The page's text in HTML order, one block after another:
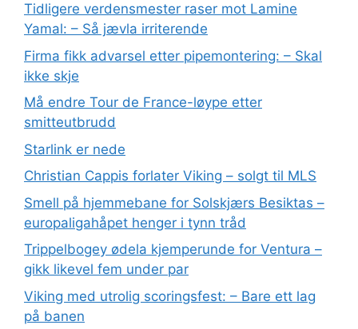
Tidligere verdensmester raser mot Lamine
Yamal: – Så jævla irriterende
Firma fikk advarsel etter pipemontering: – Skal
ikke skje
Må endre Tour de France-løype etter
smitteutbrudd
Starlink er nede
Christian Cappis forlater Viking – solgt til MLS
Smell på hjemmebane for Solskjærs Besiktas –
europaligahåpet henger i tynn tråd
Trippelbogey ødela kjemperunde for Ventura –
gikk likevel fem under par
Viking med utrolig scoringsfest: – Bare ett lag
på banen